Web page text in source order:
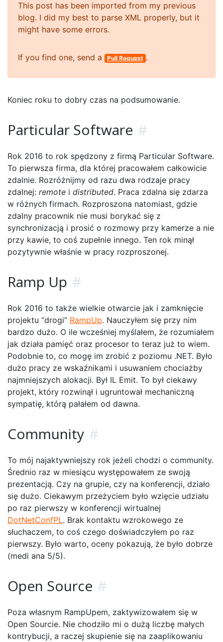
This post has been imported from my previous
blog. I did my best to parse XML properly, but it
might have some errors.
If you find one, send a Pull Request .
Koniec roku to dobry czas na podsumowanie.
Particular Software #
Rok 2016 to rok spędzony z firmą Particular Software.
To pierwsza firma, dla której pracowałem całkowicie
zdalnie. Rozróżnijmy od razu dwa rodzaje pracy
zdalnej: remote i distributed. Praca zdalna się zdarza
w różnych firmach. Rozproszona natomiast, gdzie
zdalny pracownik nie musi borykać się z
synchronizacją i prosić o rozmowy przy kamerze a nie
przy kawie, to coś zupełnie innego. Ten rok minął
pozytywnie właśnie w pracy rozproszonej.
Ramp Up #
Rok 2016 to także wielkie otwarcie jak i zamknięcie
projektu “drogi” RampUp. Nauczyłem się przy nim
bardzo dużo. O ile wcześniej myślałem, że rozumiałem
jak działa pamięć oraz procesor to teraz już to wiem.
Podobnie to, co mogę im zrobić z poziomu .NET. Było
dużo pracy ze wskaźnikami i usuwaniem chociażby
najmniejszych alokacji. Był IL Emit. To był ciekawy
projekt, który rozwinął i ugruntował mechaniczną
sympatię, którą pałałem od dawna.
Community #
To mój najaktywniejszy rok jeżeli chodzi o community.
Średnio raz w miesiącu występowałem ze swoją
prezentacją. Czy na grupie, czy na konferencji, działo
się dużo. Ciekawym przeżyciem było wzięcie udziału
po raz pierwszy w konferencji wirtualnej
DotNetConfPL. Brak kontaktu wzrokowego ze
słuchaczem, to coś czego doświadczyłem po raz
pierwszy. Było warto, oceny pokazują, że było dobrze
(medi ana 5/5).
Open Source #
Poza własnym RampUpem, zaktywizowałem się w
Open Sourcie. Nie chodziło mi o dużą liczbę małych
kontrybucji, a raczej skupienie się na zaaplikowaniu